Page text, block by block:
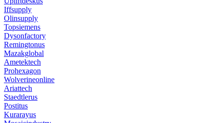
Iffsupply
Olinsupply
Topsiemens
Dysonfactory
Remingtonus
Mazakglobal
Ametektech
Prohexagon
Wolverineonline
Ariattech
Staedtlerus
Postitus
Kurarayus